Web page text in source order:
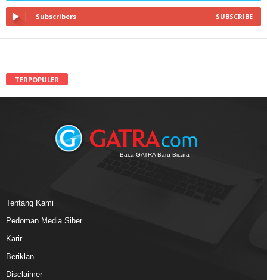
Subscribers SUBSCRIBE
TERPOPULER
Baca GATRA Baru Bicara
Tentang Kami
Pedoman Media Siber
Karir
Beriklan
Disclaimer